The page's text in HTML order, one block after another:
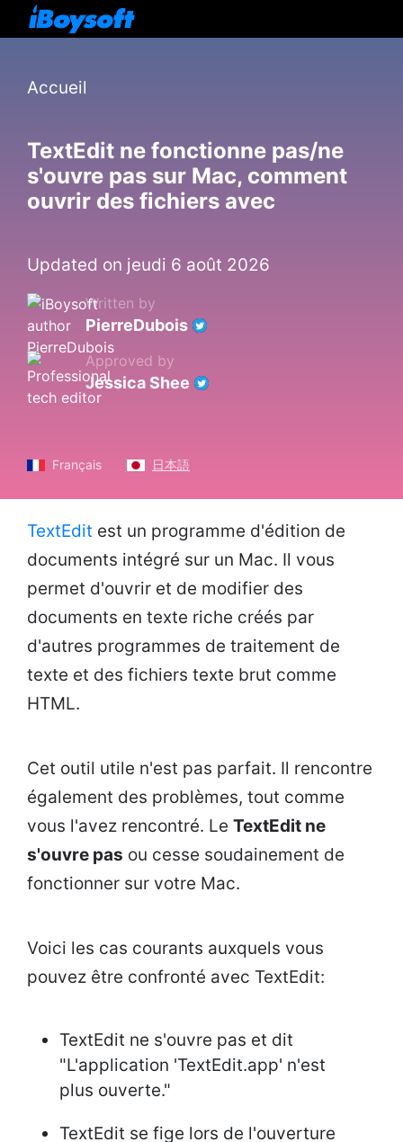
Accueil
TextEdit ne fonctionne pas/ne
s'ouvre pas sur Mac, comment
ouvrir des fichiers avec
Updated on jeudi 6 août 2026
Written by
PierreDubois
Approved by
Jessica Shee
Français 日本語
TextEdit est un programme d'édition de
documents intégré sur un Mac. Il vous
permet d'ouvrir et de modifier des
documents en texte riche créés par
d'autres programmes de traitement de
texte et des fichiers texte brut comme
HTML.
Cet outil utile n'est pas parfait. Il rencontre
également des problèmes, tout comme
vous l'avez rencontré. Le TextEdit ne
s'ouvre pas ou cesse soudainement de
fonctionner sur votre Mac.
Voici les cas courants auxquels vous
pouvez être confronté avec TextEdit:
TextEdit ne s'ouvre pas et dit
"L'application 'TextEdit.app' n'est
plus ouverte."
TextEdit se fige lors de l'ouverture